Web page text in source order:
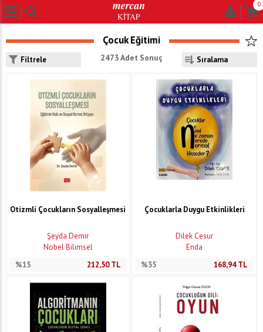
0
Çocuk Eğitimi
Filtrele 2473 Adet Sonuç
Otizmli Çocukların Sosyalleşmesi
Şeyda Demir
Nobel Bilimsel
%15
212,50TL
Çocuklarla Duygu Etkinlikleri
Dilek Cesur
Enda
%35
168,94TL